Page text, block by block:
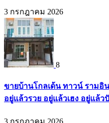
3 กรกฎาคม 2026
8
ขายบ้านโกลเด้น ทาวน์ ราม
อยู่แล้วรวย อยู่แล้วเฮง อยู่แล้วปั
3 กรกฎาคม 2026